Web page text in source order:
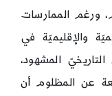
ورغم الممارسات
والإقليميّة في
المشهود،
عن المظلوم أن